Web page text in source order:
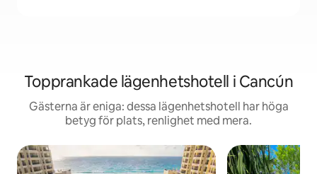
Topprankade lägenhetshotell i Cancún
Gästerna är eniga: dessa lägenhetshotell har höga
betyg för plats, renlighet med mera.